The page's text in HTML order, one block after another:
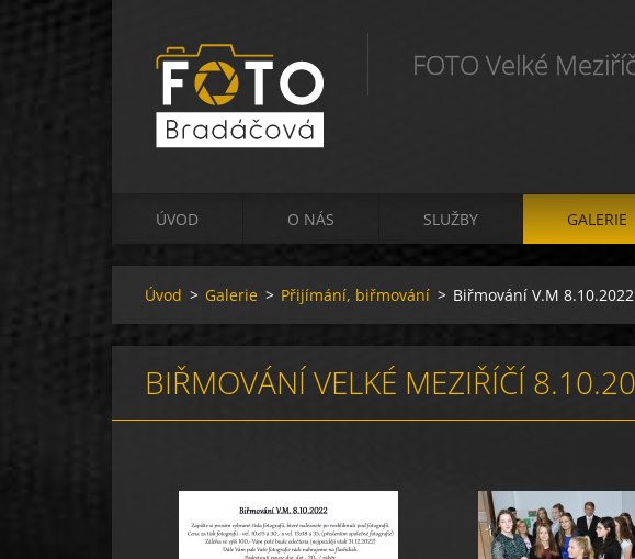
FOTO Velké
ÚVOD O NÁS SLUŽBY GALERIE
Úvod > Galerie > Přijímání, biřmování > Biřmování V.M 8.10.2022
BIŘMOVÁNÍ VELKÉ MEZIŘÍČÍ